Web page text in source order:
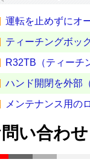
運転を止めずにオ
ティーチングボッ
R32TB（ティーチ
ハンド開閉を外部
メンテナンス用の
い合わせ